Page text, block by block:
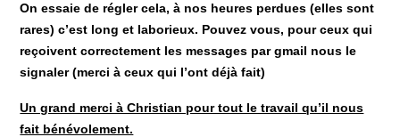
On essaie de régler cela, à nos heures perdues (elles sont
rares) c’est long et laborieux. Pouvez vous, pour ceux qui
reçoivent correctement les messages par gmail nous le
signaler (merci à ceux qui l’ont déjà fait)
Un grand merci à Christian pour tout le travail qu’il nous
fait bénévolement.